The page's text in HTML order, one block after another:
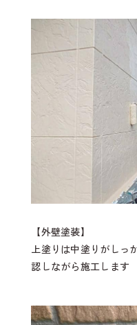
【外壁塗装】
上塗りは中塗りがしっ
認しながら施工します